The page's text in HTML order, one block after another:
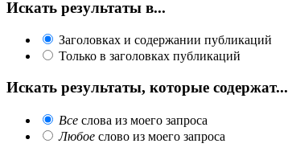
Искать результаты в...
Заголовках и содержании публикаций
Только в заголовках публикаций
Искать результаты, которые содержат...
Все слова из моего запроса
Любое слово из моего запроса